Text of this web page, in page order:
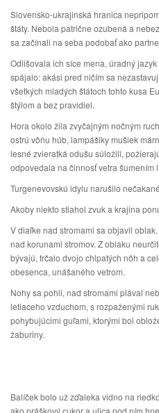
Slovensko-ukrajinská hranica
štáty. Nebola patrične ozubená a
sa začínali na seba podobať ako
Odlišovala ich síce mena, úradný
spájalo: akási pred ničím sa
všetkých mladých štátoch tohto kusa
štýlom a bez pravidiel.
Hora okolo žila zvyčajným nočným
ostrú vôňu húb, lampášiky mušiek
lesné zvieratká odušu súložili,
odpovedala na činnosť vetra šumením
Turgenevovskú idylu narušilo
Akoby niekto stiahol zvuk a krajina
V diaľke nad stromami sa objavil
nad korunami stromov. Z oblaku
bývajú, trčalo dvojo chlpatých nôh a
obesenca, unášaného vetrom.
Nohy sa pohli, nad stromami plával
letiaceho vzduchom, s rozpaženými
pohybujúcimi guľami, ktorými bol
žaburiny.
Balíček bolo už zďaleka vidno na
ako práškový cukor a ulica pod ním